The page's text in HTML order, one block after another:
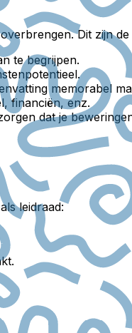
Dit zijn
te begrijpen.
memorabel
financiën, enz.
dat je
leidraad: